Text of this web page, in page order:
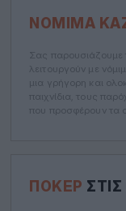
ΝΌΜΙΜΑ
Σας παρουσιάζουμε
λειτουργούν με
μια γρήγορη και
παιχνίδια, τους
που προσφέρουν τα
ΠΌΚΕΡ